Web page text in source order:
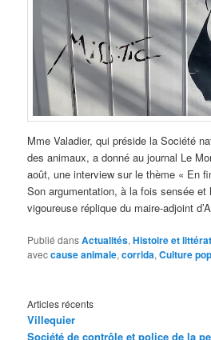
Mme Valadier, qui préside la Société
des animaux, a donné au journal Le
août, une interview sur le thème « En
Son argumentation, à la fois sensée
vigoureuse réplique du maire-adjoint
Publié dansActualités,Histoire et
aveccause animale,corrida,Culture
Articles récents
Villequier
Société de contrôle et police de la